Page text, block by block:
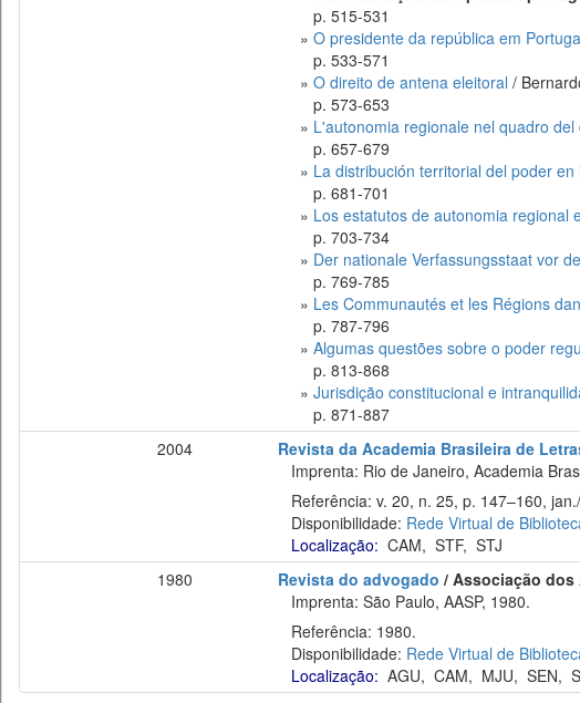
p. 515-531
» O presidente da república em
p. 533-571
» O direito de antena eleitoral /
p. 573-653
» L'autonomia regionale nel quadro
p. 657-679
» La distribución territorial del poder
p. 681-701
» Los estatutos de autonomia regional
p. 703-734
» Der nationale Verfassungsstaat vor
p. 769-785
» Les Communautés et les Régions
p. 787-796
» Algumas questões sobre o poder
p. 813-868
» Jurisdição constitucional e
p. 871-887
2004
Revista da Academia Brasileira de
Imprenta: Rio de Janeiro, Academia
Referência: v. 20, n. 25, p. 147–160,
Disponibilidade: Rede Virtual de
Localização: CAM, STF, STJ
1980
Revista do advogado / Associação dos
Imprenta: São Paulo, AASP, 1980.
Referência: 1980.
Disponibilidade: Rede Virtual de
Localização: AGU, CAM, MJU, SEN,